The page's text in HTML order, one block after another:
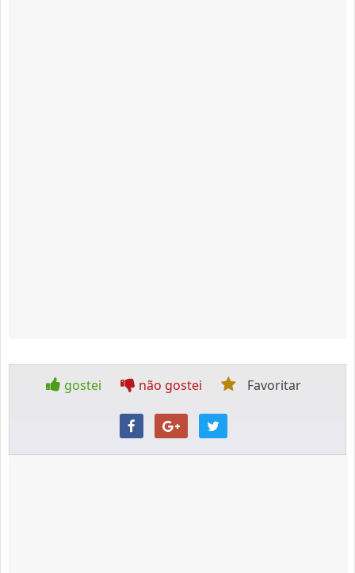
gostei não gostei Favoritar